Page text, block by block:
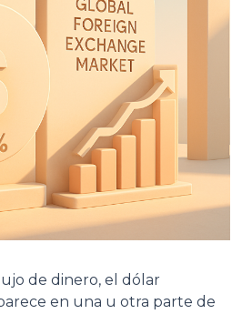
de dinero, el dólar
en una u otra parte de